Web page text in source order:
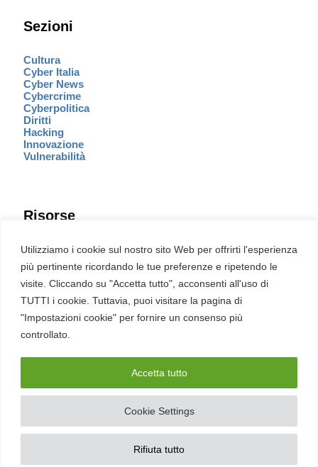
Utilizziamo i cookie sul nostro sito Web per offrirti l'esperienza
più pertinente ricordando le tue preferenze e ripetendo le
visite. Cliccando su "Accetta tutto", acconsenti all'uso di
TUTTI i cookie. Tuttavia, puoi visitare la pagina di
"Impostazioni cookie" per fornire un consenso più
controllato.
Cookie Settings
Rifiuta tutto
Accetta tutto
Sezioni
Cultura
Cyber Italia
Cyber News
Cybercrime
Cyberpolitica
Diritti
Hacking
Innovazione
Vulnerabilità
Risorse
Eventi
Fumetto Cyber
Newsletter
Servizi
Pubblicità
English
Ultime CVE critiche
2026 – REDHOTCYBER Srl. Tutti i diritti riservati